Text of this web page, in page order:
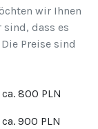
wir Ihnen
dass es
Preise sind
800 PLN
900 PLN